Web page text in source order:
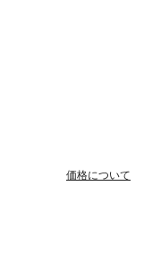
価格について